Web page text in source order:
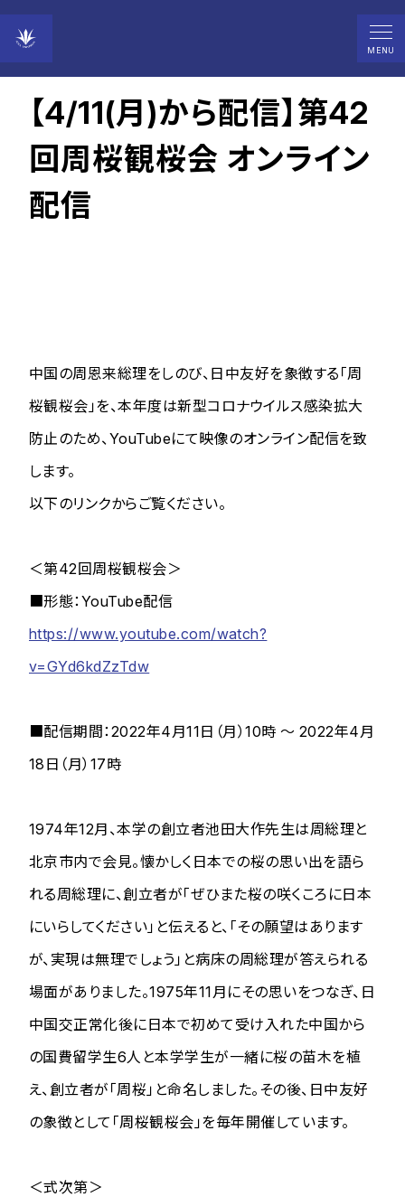
MENU
2022年04月11日
【4/11(月)から配信】第42
回周桜観桜会 オンライン
配信
中国の周恩来総理をしのび、日中友好を象徴する「周
桜観桜会」を、本年度は新型コロナウイルス感染拡大
防止のため、YouTubeにて映像のオンライン配信を致
します。
以下のリンクからご覧ください。
＜第42回周桜観桜会＞
■形態：YouTube配信
https://www.youtube.com/watch?
v=GYd6kdZzTdw
■配信期間：2022年4月11日（月）10時 ～ 2022年4月
18日（月）17時
1974年12月、本学の創立者池田大作先生は周総理と
北京市内で会見。懐かしく日本での桜の思い出を語ら
れる周総理に、創立者が「ぜひまた桜の咲くころに日本
にいらしてください」と伝えると、「その願望はあります
が、実現は無理でしょう」と病床の周総理が答えられる
場面がありました。1975年11月にその思いをつなぎ、日
中国交正常化後に日本で初めて受け入れた中国から
の国費留学生6人と本学学生が一緒に桜の苗木を植
え、創立者が「周桜」と命名しました。その後、日中友好
の象徴として「周桜観桜会」を毎年開催しています。
＜式次第＞